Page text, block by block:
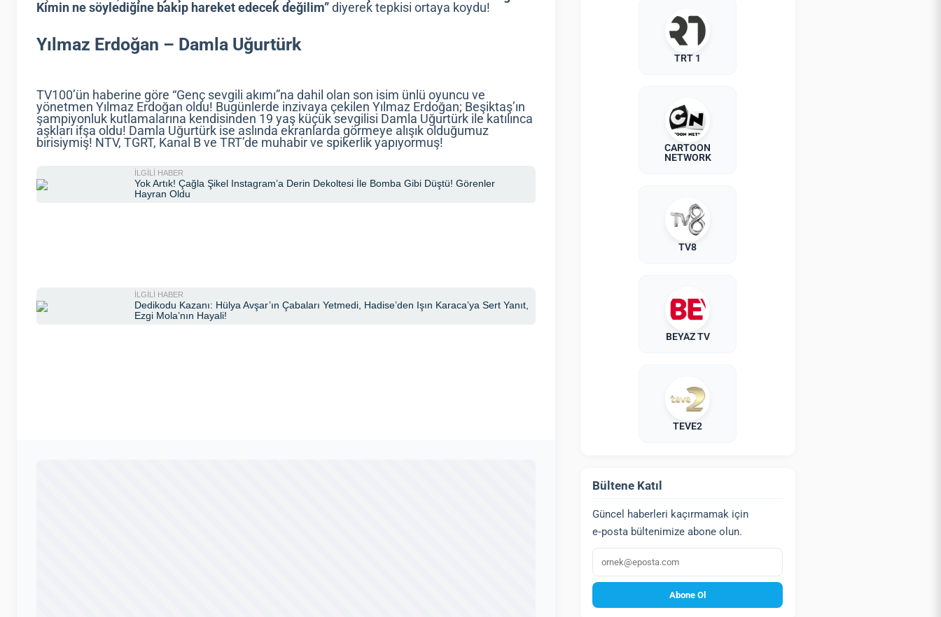
Kimin ne söylediğine bakıp hareket edecek değilim” diyerek tepkisi ortaya koydu!
Yılmaz Erdoğan – Damla Uğurtürk
TV100’ün haberine göre “Genç sevgili akımı”na dahil olan son isim ünlü oyuncu ve
yönetmen Yılmaz Erdoğan oldu! Bugünlerde inzivaya çekilen Yılmaz Erdoğan; Beşiktaş’ın
şampiyonluk kutlamalarına kendisinden 19 yaş küçük sevgilisi Damla Uğurtürk ile katılınca
aşkları ifşa oldu! Damla Uğurtürk ise aslında ekranlarda görmeye alışık olduğumuz
birisiymiş! NTV, TGRT, Kanal B ve TRT’de muhabir ve spikerlik yapıyormuş!
TRT 1
CARTOON
NETWORK
TV8
BEYAZ TV
TEVE2
Bültene Katıl
Güncel haberleri kaçırmamak için
e‑posta bültenimize abone olun.
E‑posta
Abone Ol